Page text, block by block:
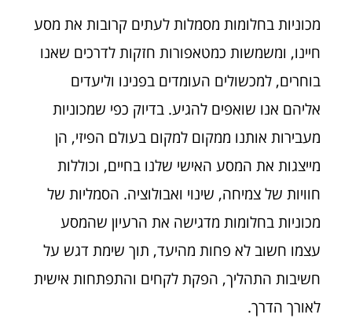
מכוניות בחלומות מסמלות לעתים קרובות את מסע
חיינו, ומשמשות כמטאפורות חזקות לדרכים שאנו
בוחרים, למכשולים העומדים בפנינו וליעדים
אליהם אנו שואפים להגיע. בדיוק כפי שמכוניות
מעבירות אותנו ממקום למקום בעולם הפיזי, הן
מייצגות את המסע האישי שלנו בחיים, וכוללות
חוויות של צמיחה, שינוי ואבולוציה. הסמליות של
מכוניות בחלומות מדגישה את הרעיון שהמסע
עצמו חשוב לא פחות מהיעד, תוך שימת דגש על
חשיבות התהליך, הפקת לקחים והתפתחות אישית
לאורך הדרך.